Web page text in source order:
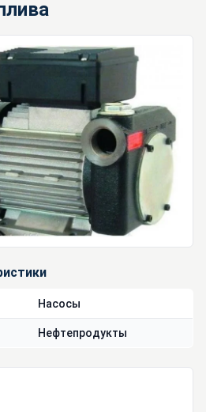
Насосы
Нефтепродукты